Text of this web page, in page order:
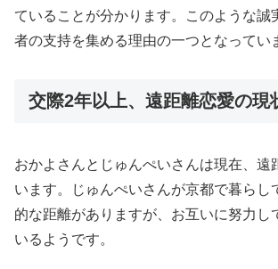
ていることが分かります。このような誠
者の支持を集める理由の一つとなってい
交際2年以上、遠距離恋愛の現
おかよさんとじゅんぺいさんは現在、遠
います。じゅんぺいさんが京都で暮らし
的な距離がありますが、お互いに努力し
いるようです。